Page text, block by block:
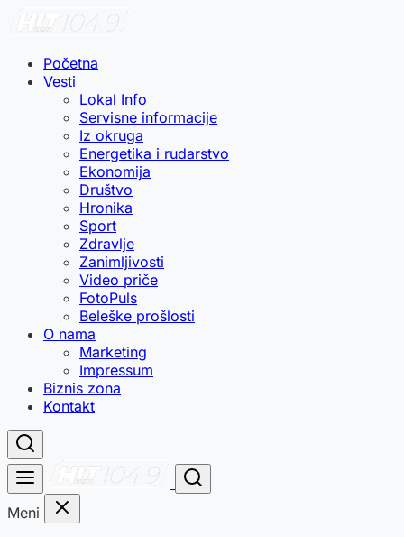
Početna
Vesti
Lokal Info
Servisne informacije
Iz okruga
Energetika i rudarstvo
Ekonomija
Društvo
Hronika
Sport
Zdravlje
Zanimljivosti
Video priče
FotoPuls
Beleške prošlosti
O nama
Marketing
Impressum
Biznis zona
Kontakt
Meni